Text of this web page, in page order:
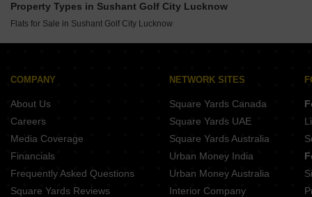
Resale Property in Urban Axis Urban Woods Lucknow
Resale Property in Oro Constella Lucknow
3 BHK Villa for Sale in Bakkas Lucknow
3 BHK Villa for Sale in Butler Colony Lucknow
Property Types in Sushant Golf City Lucknow
Flats for Sale in Sushant Golf City Lucknow
COMPANY
About Us
Careers
Media Coverage
Financials
Frequently Asked Questions
Square Yards Reviews
NETWORK SITES
Square Yards Canada
Square Yards UAE
Square Yards Australia
Urban Money India
Urban Money Australia
Interior Company